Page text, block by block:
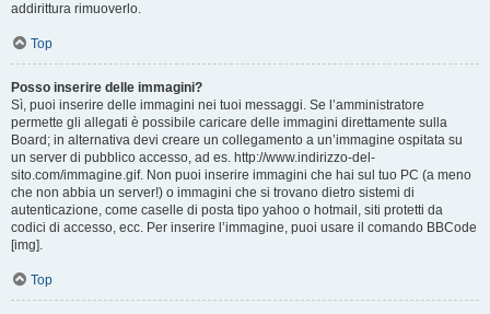
addirittura rimuoverlo.
Top
Posso inserire delle immagini?
Sì, puoi inserire delle immagini nei tuoi messaggi. Se l’amministratore
permette gli allegati è possibile caricare delle immagini direttamente sulla
Board; in alternativa devi creare un collegamento a un’immagine ospitata su
un server di pubblico accesso, ad es. http://www.indirizzo-del-
sito.com/immagine.gif. Non puoi inserire immagini che hai sul tuo PC (a meno
che non abbia un server!) o immagini che si trovano dietro sistemi di
autenticazione, come caselle di posta tipo yahoo o hotmail, siti protetti da
codici di accesso, ecc. Per inserire l’immagine, puoi usare il comando BBCode
[img].
Top